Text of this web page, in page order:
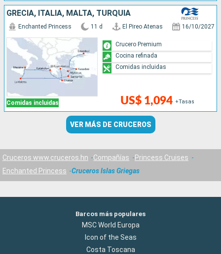
GRECIA, ITALIA, MALTA, TURQUÍA
Comidas incluidas
Enchanted Princess 11 d El Pireo Atenas 16/10/2027
US$ 1,094 +Tasas
Crucero Premium
Cocina refinada
Comidas incluidas
VER MÁS DE CRUCEROS
Cruceros www.cruceros.hn Compañías
Princess Cruises
Enchanted Princess
Cruceros Islas Griegas
Barcos más populares
MSC World Europa
Icon of the Seas
Costa Toscana